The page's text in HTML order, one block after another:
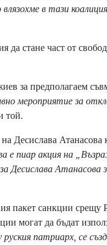
в тази
стане част от
за предполагаем
мероприятие за
той.
Десислава Атанасова
е пиар акция на
Десислава Атанасова
пакет санкции срещу
могат да бъдат
патриарх, се